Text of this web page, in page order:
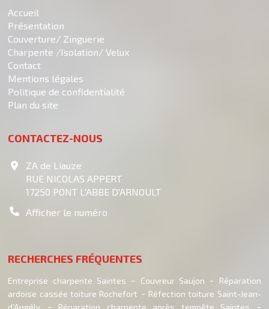
Accueil
Présentation
Couverture/ Zinguerie
Charpente /Isolation/ Velux
Contact
Mentions légales
Politique de confidentialité
Plan du site
CONTACTEZ-NOUS
ZA de Liauze
RUE NICOLAS APPERT
17250 PONT L'ABBE D'ARNOULT
Afficher le numéro
RECHERCHES FRÉQUENTES
Entreprise charpente Saintes Couvreur Saujon
Réparation
ardoise cassée toiture Rochefort
Réfection toiture Saint-Jean-
d'Angély
Réparation charpente après tempête Saintes